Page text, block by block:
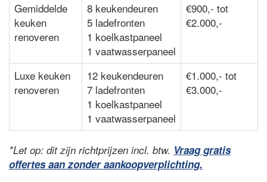
Gemiddelde
keuken
renoveren
8 keukendeuren
5 ladefronten
1 koelkastpaneel
1 vaatwasserpaneel
€900,- tot
€2.000,-
Luxe keuken
renoveren
12 keukendeuren
7 ladefronten
1 koelkastpaneel
1 vaatwasserpaneel
€1.000,- tot
€3.000,-
*Let op: dit zijn richtprijzen incl. btw. Vraag gratis
offertes aan zonder aankoopverplichting.